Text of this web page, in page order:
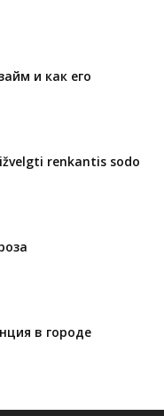
и как его
renkantis sodo
в городе